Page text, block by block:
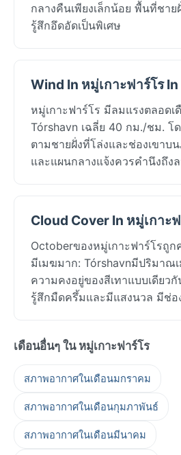
กลางคืนเพียงเล็กน้อย พื้นที่ชาย
รู้สึกอึดอัดเป็นพิเศษ
Wind In หมู่เกาะฟาร์โร
หมู่เกาะฟาร์โร มีลมแรงตลอดเ
Tórshavn เฉลี่ย 40 กม./ชม. โ
ตามชายฝั่งที่โล่งและช่องเขาบ
และแผนกลางแจ้งควรคำนึงถึง
Cloud Cover In หมู่เกาะ
Octoberของหมู่เกาะฟาร์โรถู
มีเมฆมาก: Tórshavnมีปริมาณ
ความคงอยู่ของสีเทาแบบเดียว
รู้สึกมืดครึ้มและมีแสงนวล มีช่อ
เดือนอื่นๆ ใน หมู่เกาะฟาร์โร
สภาพอากาศในเดือนมกราคม
สภาพอากาศในเดือนกุมภาพันธ์
สภาพอากาศในเดือนมีนาคม